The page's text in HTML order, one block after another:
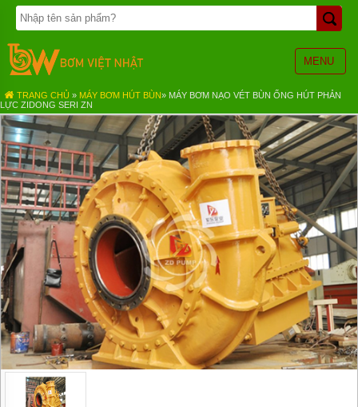
MENU
TRANG
CHỦ
BƠM
BÁNH
BƠM
HÓA
CHẤT
BƠM
MÀNG
KHÍ
NÉN
BƠM
ĐỊNH
LƯỢNG
BƠM
CHÌM
NƯỚC
THẢI
MÁY
BƠM
HÚT
BÙN
TRANG CHỦ » MÁY BƠM HÚT BÙN» MÁY BƠM NẠO VÉT BÙN ỐNG HÚT PHẢN
LỰC ZIDONG SERI ZN